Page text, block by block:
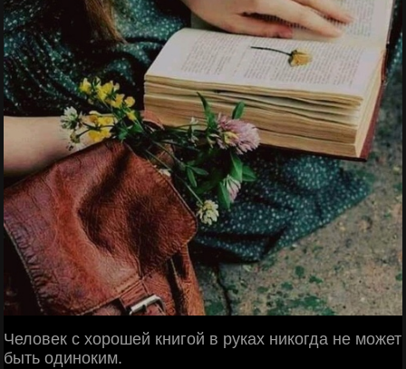
Человек с хорошей книгой в руках никогда не может
быть одиноким.